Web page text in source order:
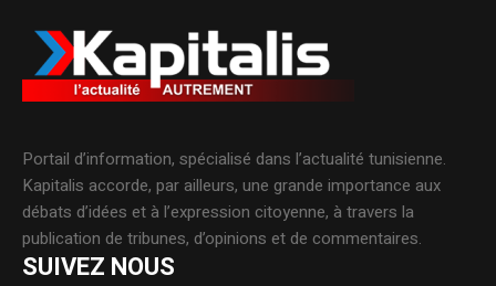
Portail d’information, spécialisé dans l’actualité tunisienne.
Kapitalis accorde, par ailleurs, une grande importance aux
débats d’idées et à l’expression citoyenne, à travers la
publication de tribunes, d’opinions et de commentaires.
SUIVEZ NOUS